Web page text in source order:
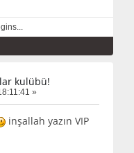
kulübü!
»
inşallah yazın VIP